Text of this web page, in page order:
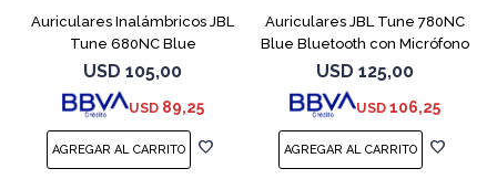
Auriculares Inalámbricos JBL
Tune 680NC Blue
USD 105,00
USD 89,25
Auriculares JBL Tune 780NC
Blue Bluetooth con Micrófono
USD 125,00
USD 106,25